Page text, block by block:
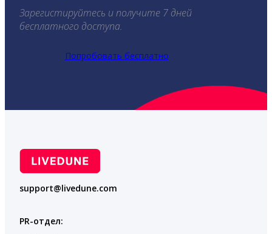
Зарегистируйтесь и получите 7 дней
бесплатного доступа.
Попробовать бесплатно
support@livedune.com
PR-отдел: